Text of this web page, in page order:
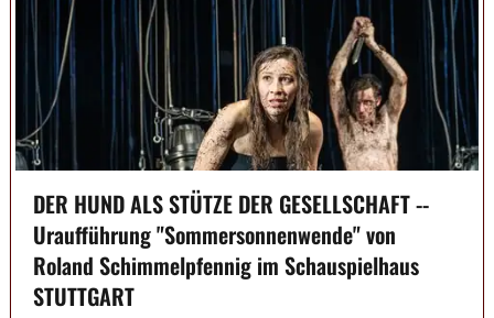
DER HUND ALS STÜTZE DER GESELLSCHAFT --
Uraufführung "Sommersonnenwende" von
Roland Schimmelpfennig im Schauspielhaus
STUTTGART